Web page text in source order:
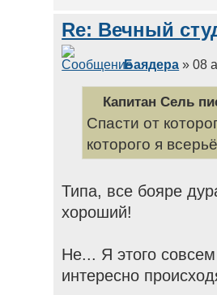
Re: Вечный
Баядера » 08
Капитан Сель
Спасти от
которого я
Типа, все бояре
хороший!
Не... Я этого
интересно